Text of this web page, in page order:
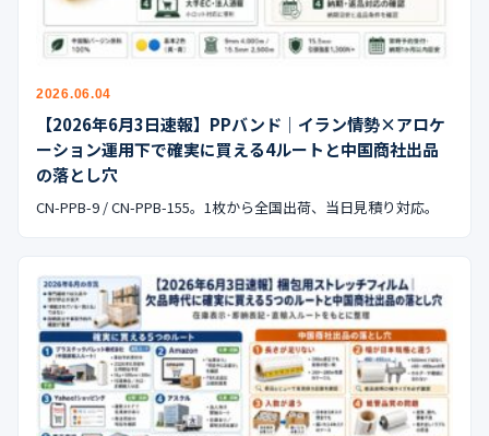
イラン情勢まとめ
公式ブログ
会社案内
🇺🇸 🇰🇷🇹🇼🇻🇳
2026.06.04
【2026年6月3日速報】PPバンド｜イラン情勢×アロケ
ーション運用下で確実に買える4ルートと中国商社出品
の落とし穴
CN-PPB-9 / CN-PPB-155。1枚から全国出荷、当日見積り対応。